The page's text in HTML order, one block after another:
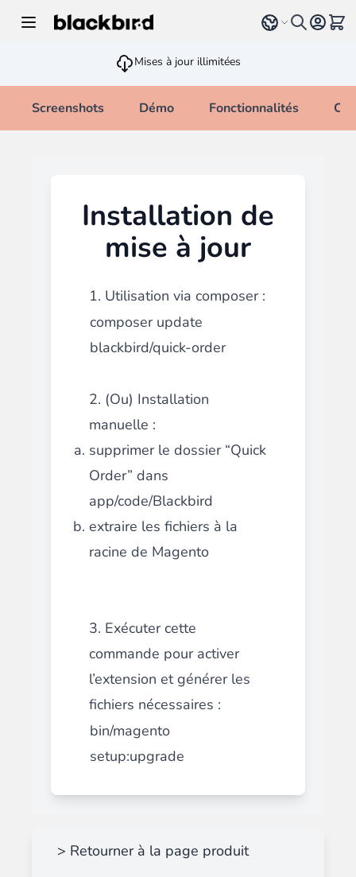
Select language
Voir
Mises à jour illimitées
Screenshots Démo Fonctionnalités
Installation de
mise à jour
1. Utilisation via composer :
composer update
blackbird/quick-order
2. (Ou) Installation
manuelle :
supprimer le dossier “Quick
Order” dans
app/code/Blackbird
extraire les fichiers à la
racine de Magento
3. Exécuter cette
commande pour activer
l’extension et générer les
fichiers nécessaires :
bin/magento
setup:upgrade
> Retourner à la page produit